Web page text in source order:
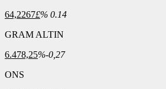
64,2267£% 0.14
GRAM ALTIN
6.478,25%-0,27
ONS